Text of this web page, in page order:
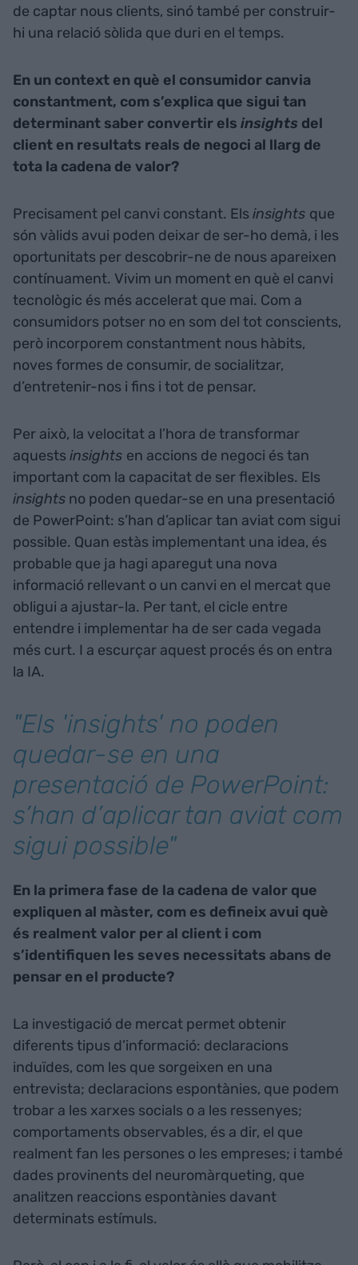
de captar nous clients, sinó també per construir-
hi una relació sòlida que duri en el temps.
En un context en què el consumidor canvia
constantment, com s’explica que sigui tan
determinant saber convertir els insights del
client en resultats reals de negoci al llarg de
tota la cadena de valor?
Precisament pel canvi constant. Elsinsights que
són vàlids avui poden deixar de ser-ho demà, i les
oportunitats per descobrir-ne de nous apareixen
contínuament. Vivim un moment en què el canvi
tecnològic és més accelerat que mai. Com a
consumidors potser no en som del tot conscients,
però incorporem constantment nous hàbits,
noves formes de consumir, de socialitzar,
d’entretenir-nos i fins i tot de pensar.
Per això, la velocitat a l’hora de transformar
aquestsinsights en accions de negoci és tan
important com la capacitat de ser flexibles. Els
insights no poden quedar-se en una presentació
de PowerPoint: s’han d’aplicar tan aviat com sigui
possible. Quan estàs implementant una idea, és
probable que ja hagi aparegut una nova
informació rellevant o un canvi en el mercat que
obligui a ajustar-la. Per tant, el cicle entre
entendre i implementar ha de ser cada vegada
més curt. I a escurçar aquest procés és on entra
la IA.
"Els 'insights' no poden
quedar-se en una
presentació de PowerPoint:
s’han d’aplicar tan aviat com
sigui possible"
En la primera fase de la cadena de valor que
expliquen al màster, com es defineix avui què
és realment valor per al client i com
s’identifiquen les seves necessitats abans de
pensar en el producte?
La investigació de mercat permet obtenir
diferents tipus d’informació: declaracions
induïdes, com les que sorgeixen en una
entrevista; declaracions espontànies, que podem
trobar a les xarxes socials o a les ressenyes;
comportaments observables, és a dir, el que
realment fan les persones o les empreses; i també
dades provinents del neuromàrqueting, que
analitzen reaccions espontànies davant
determinats estímuls.